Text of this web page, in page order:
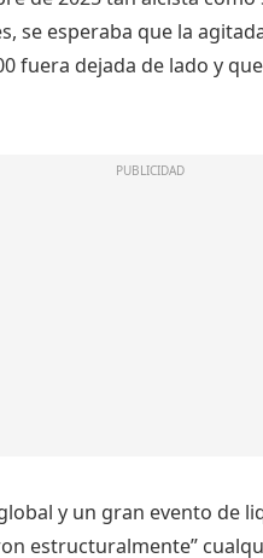
se esperaba que la
fuera dejada de lado y
y un gran evento de
estructuralmente”